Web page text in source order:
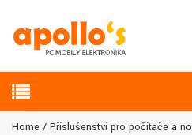
Home
Příslušenství pro počítače a